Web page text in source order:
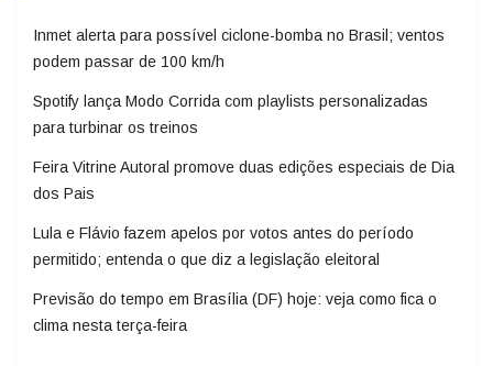
Inmet alerta para possível ciclone-bomba no Brasil; ventos
podem passar de 100 km/h
Spotify lança Modo Corrida com playlists personalizadas
para turbinar os treinos
Feira Vitrine Autoral promove duas edições especiais de Dia
dos Pais
Lula e Flávio fazem apelos por votos antes do período
permitido; entenda o que diz a legislação eleitoral
Previsão do tempo em Brasília (DF) hoje: veja como fica o
clima nesta terça-feira